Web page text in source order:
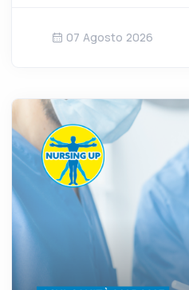
07 Agosto 2026